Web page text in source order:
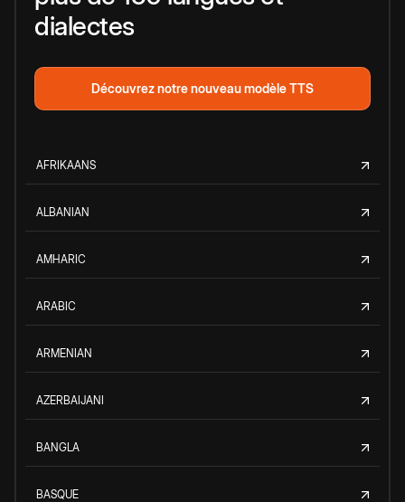
dialectes
Découvrez notre nouveau modèle TTS
AFRIKAANS
ALBANIAN
AMHARIC
ARABIC
ARMENIAN
AZERBAIJANI
BANGLA
BASQUE